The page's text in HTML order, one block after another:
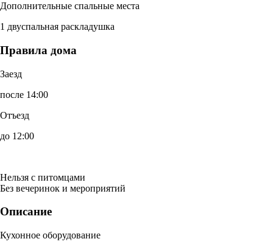
Дополнительные спальные места
1 двуспальная раскладушка
Правила дома
Заезд
после 14:00
Отъезд
до 12:00
Нельзя с питомцами
Без вечеринок и мероприятий
Описание
Кухонное оборудование